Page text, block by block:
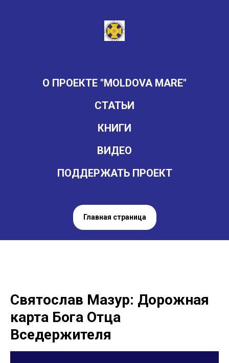
О ПРОЕКТЕ "MOLDOVA MARE"
СТАТЬИ
КНИГИ
ВИДЕО
ПОДДЕРЖАТЬ ПРОЕКТ
Главная страница
Святослав Мазур: Дорожная
карта Бога Отца
Вседержителя